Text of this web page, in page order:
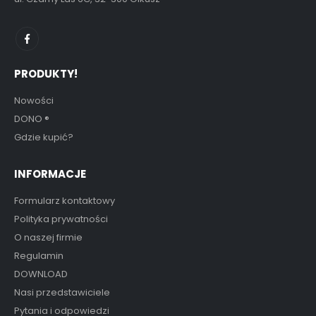
PRODUKTY!
Nowości
DONO ®
Gdzie kupić?
INFORMACJE
Formularz kontaktowy
Polityka prywatności
O naszej firmie
Regulamin
DOWNLOAD
Nasi przedstawiciele
Pytania i odpowiedzi